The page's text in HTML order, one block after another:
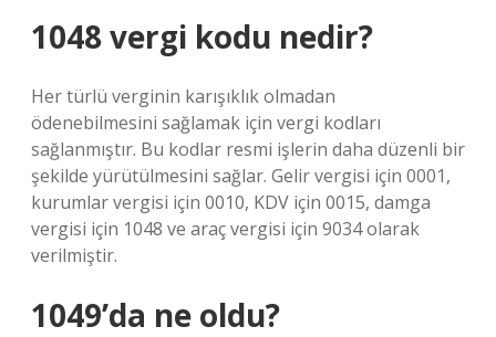
1048 vergi kodu nedir?
Her türlü verginin karışıklık olmadan
ödenebilmesini sağlamak için vergi kodları
sağlanmıştır. Bu kodlar resmi işlerin daha düzenli bir
şekilde yürütülmesini sağlar. Gelir vergisi için 0001,
kurumlar vergisi için 0010, KDV için 0015, damga
vergisi için 1048 ve araç vergisi için 9034 olarak
verilmiştir.
1049’da ne oldu?